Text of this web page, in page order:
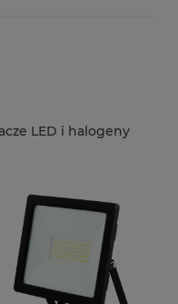
LED i halogeny